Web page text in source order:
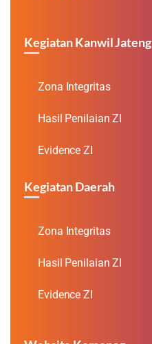
Kegiatan Kanwil Jateng
Zona Integritas
Hasil Penilaian ZI
Evidence ZI
Kegiatan Daerah
Zona Integritas
Hasil Penilaian ZI
Evidence ZI